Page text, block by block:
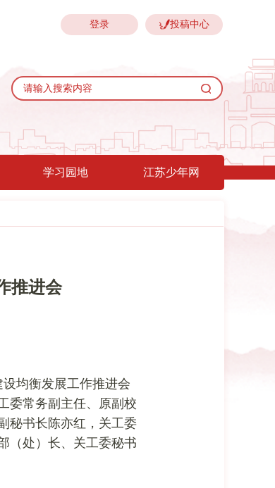
投稿中心
登录
学习园地 江苏少年网
推进会
均衡发展工作推进会
委常务副主任、原副校
秘书长陈亦红，关工委
（处）长、关工委秘书